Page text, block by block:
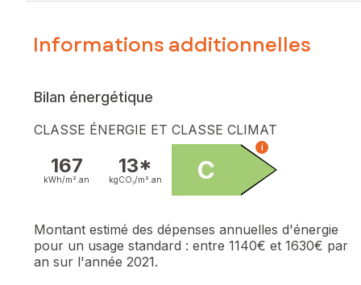
Informations additionnelles
Bilan énergétique
CLASSE ÉNERGIE ET CLASSE CLIMAT
167
kWh/m². an
13*
kgCO₂/m². an C
i
Montant estimé des dépenses annuelles d'énergie
pour un usage standard : entre 1140€ et 1630€ par
an sur l'année 2021.